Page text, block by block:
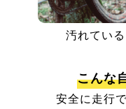
汚れている
こんな
安全に走行